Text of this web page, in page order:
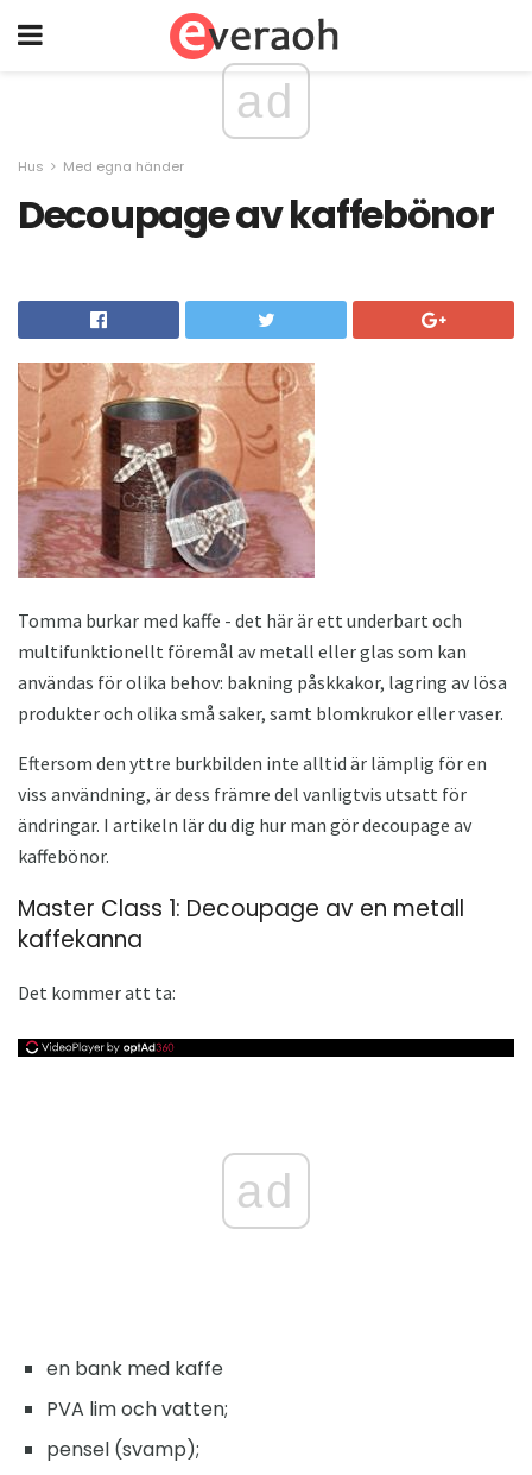
ad
Hus Med egna händer
Decoupage av kaffebönor
Tomma burkar med kaffe - det här är ett underbart och
multifunktionellt föremål av metall eller glas som kan
användas för olika behov: bakning påskkakor, lagring av lösa
produkter och olika små saker, samt blomkrukor eller vaser.
Eftersom den yttre burkbilden inte alltid är lämplig för en
viss användning, är dess främre del vanligtvis utsatt för
ändringar. I artikeln lär du dig hur man gör decoupage av
kaffebönor.
Master Class 1: Decoupage av en metall
kaffekanna
Det kommer att ta:
ad
en bank med kaffe
PVA lim och vatten;
pensel (svamp);